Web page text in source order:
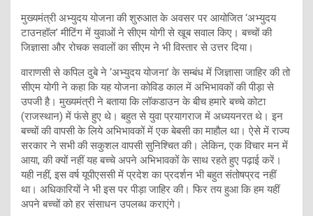
मुख्यमंत्री अभ्युदय योजना की शुरुआत के अवसर पर आयोजित ‘अभ्युदय
टाउनहॉल’ मीटिंग में युवाओं ने सीएम योगी से खूब सवाल किए। बच्चों की
जिज्ञासा और रोचक सवालों का सीएम ने भी विस्तार से उत्तर दिया।
वाराणसी से कपिल दुबे ने ‘अभ्युदय योजना’ के सम्बंध में जिज्ञासा जाहिर की तो
सीएम योगी ने कहा कि यह योजना कोविड काल में अभिभावकों की पीड़ा से
उपजी है। मुख्यमंत्री ने बताया कि लॉकडाउन के बीच हमारे बच्चे कोटा
(राजस्थान) में फंसे हुए थे। बहुत से युवा प्रयागराज में अध्ययनरत थे। इन
बच्चों की वापसी के लिये अभिभावकों में एक बेबसी का माहौल था। ऐसे में राज्य
सरकार ने सभी की सकुशल वापसी सुनिश्चित की। लेकिन, एक विचार मन में
आया, की क्यों नहीं यह बच्चे अपने अभिभावकों के साथ रहते हुए पढ़ाई करें।
यही नहीं, इस वर्ष यूपीएससी में प्रदेश का प्रदर्शन भी बहुत संतोषप्रद नहीं
था। अधिकारियों ने भी इस पर पीड़ा जाहिर की। फिर तय हुआ कि हम यहीं
अपने बच्चों को हर संसाधन उपलब्ध कराएंगे।